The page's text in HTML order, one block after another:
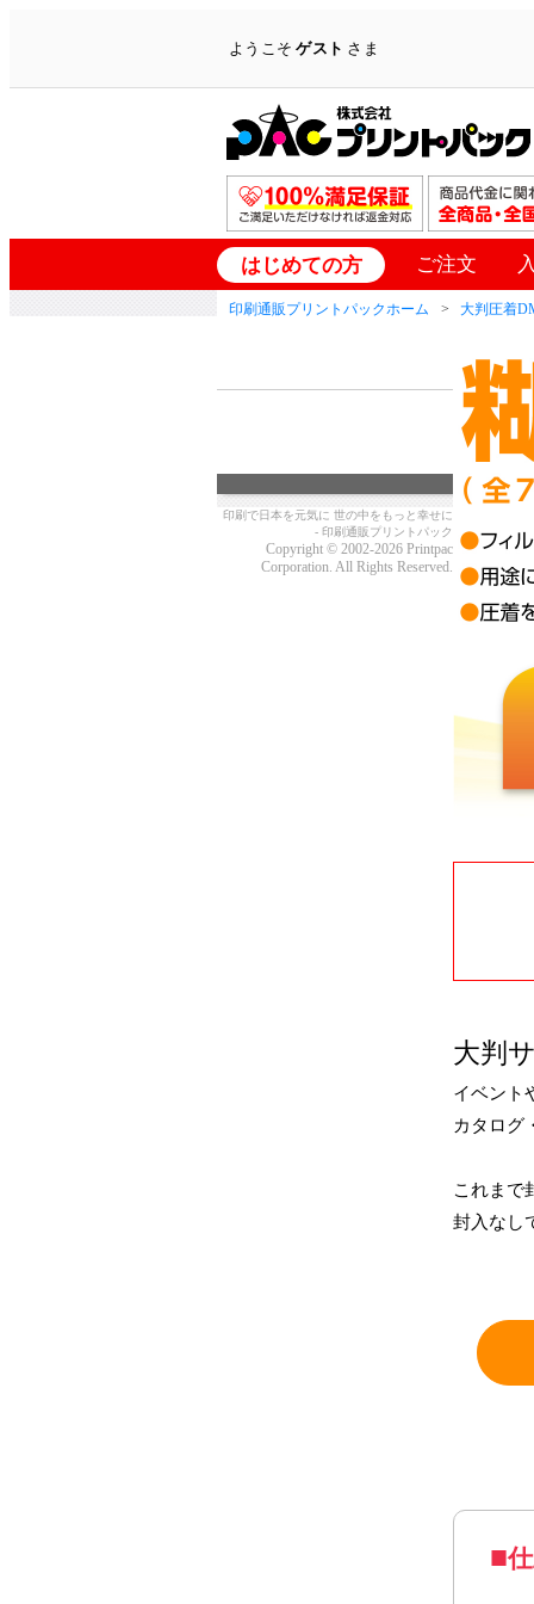
ようこそゲスト さま
はじめての方 ご注文
印刷通販プリントパックホーム 大判圧着
大判
イベント
カタログ
これまで
封入なし
糊付
印刷で日本を元気に 世の中をもっと幸せに
- 印刷通販プリントパック
Copyright © 2002-2026 Printpac
Corporation. All Rights Reserved.